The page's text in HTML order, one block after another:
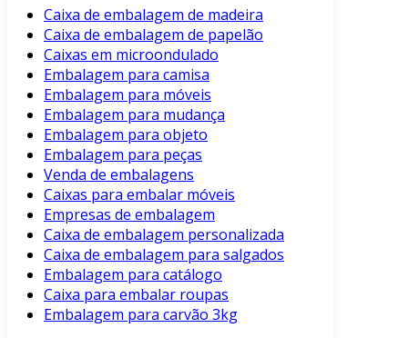
Caixa de embalagem de madeira
Caixa de embalagem de papelão
Caixas em microondulado
Embalagem para camisa
Embalagem para móveis
Embalagem para mudança
Embalagem para objeto
Embalagem para peças
Venda de embalagens
Caixas para embalar móveis
Empresas de embalagem
Caixa de embalagem personalizada
Caixa de embalagem para salgados
Embalagem para catálogo
Caixa para embalar roupas
Embalagem para carvão 3kg